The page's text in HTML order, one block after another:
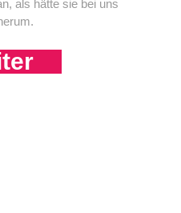
als hätte sie bei uns